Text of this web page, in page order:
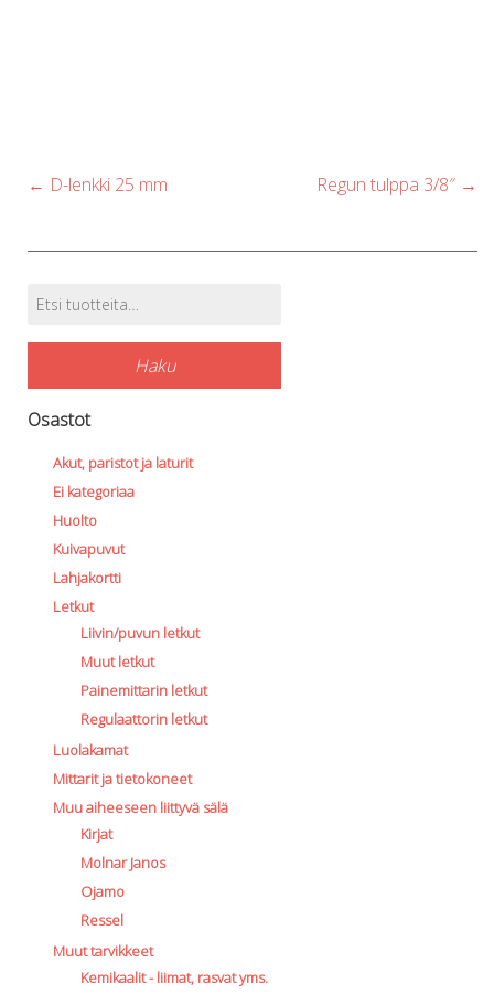
Post
← D-lenkki 25 mm Regun tulppa 3/8″ →
Tuotehaku
Etsi:
Haku
Osastot
Akut, paristot ja laturit
Ei kategoriaa
Huolto
Kuivapuvut
Lahjakortti
Letkut
Liivin/puvun letkut
Muut letkut
Painemittarin letkut
Regulaattorin letkut
Luolakamat
Mittarit ja tietokoneet
Muu aiheeseen liittyvä sälä
Kirjat
Molnar Janos
Ojamo
Ressel
Muut tarvikkeet
Kemikaalit - liimat, rasvat yms.